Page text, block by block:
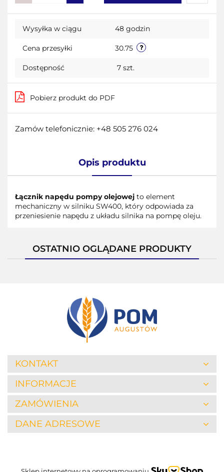
Do
Wysyłka w ciągu 48 godzin
Cena przesyłki 30.75
Dostępność 7 szt.
Pobierz produkt do PDF
Zamów telefonicznie: +48 505 276 024
Opis produktu
Łącznik napędu pompy olejowej to element
mechaniczny w silniku SW400, który odpowiada za
przeniesienie napędu z układu silnika na pompę oleju.
OSTATNIO OGLĄDANE PRODUKTY
KONTAKT
INFORMACJE
ZAMÓWIENIA
DANE ADRESOWE